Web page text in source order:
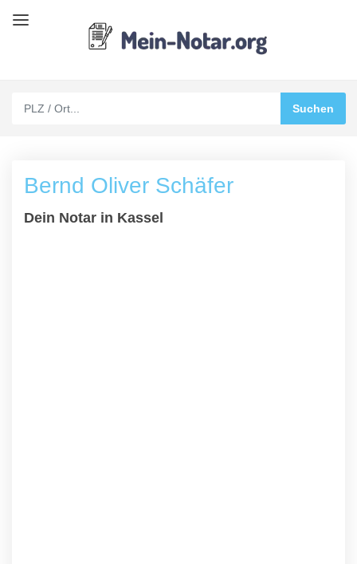
Bernd Oliver Schäfer
Dein Notar in Kassel